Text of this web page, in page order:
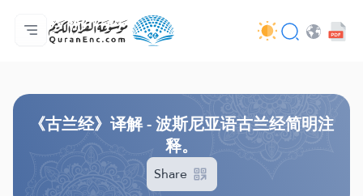
主页
译解目录
Audio
开发者服务 - API
关于此项目
联系我们
语言
《古兰经》译解 - 波斯尼亚语古兰经简明注
释。
Share